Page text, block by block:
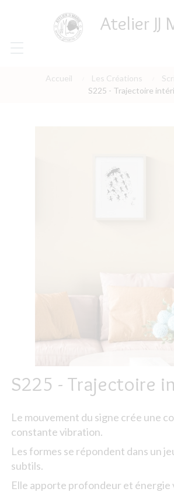
Atelier JJ
Accueil Les Créations
S225 - Trajectoire
S225 - Trajectoire
Le mouvement du signe crée une
constante vibration.
Les formes se répondent dans un
subtils.
Elle apporte profondeur et énergie